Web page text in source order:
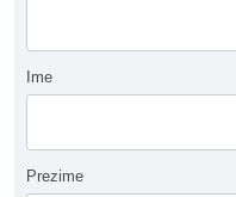
Ime
Prezime